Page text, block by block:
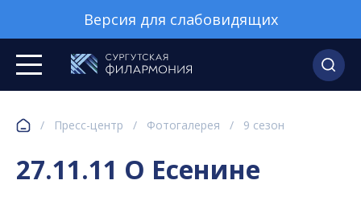
Версия для слабовидящих
/ Пресс-центр / Фотогалерея / 9 сезон
27.11.11 О Есенине